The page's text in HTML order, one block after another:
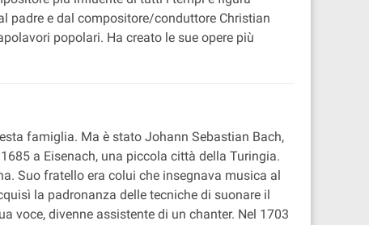
padre e dal compositore/conduttore Christian
popolari. Ha creato le sue opere più
famiglia. Ma è stato Johann Sebastian Bach,
a Eisenach, una piccola città della Turingia.
Suo fratello era colui che insegnava musica al
la padronanza delle tecniche di suonare il
voce, divenne assistente di un chanter. Nel 1703